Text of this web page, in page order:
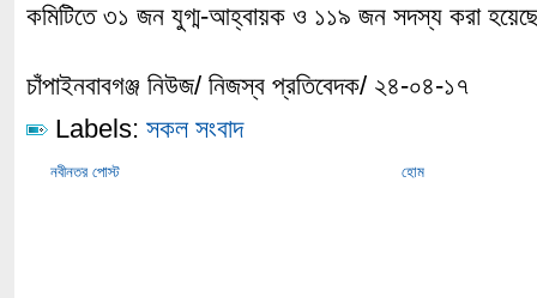
কমিটিতে ৩১ জন যুগ্ম-আহ্বায়ক ও ১১৯ জন সদস্য করা
চাঁপাইনবাবগঞ্জ নিউজ/ নিজস্ব প্রতিবেদক/ ২৪-০৪-১৭
Labels: সকল সংবাদ
নবীনতর পোস্ট হোম